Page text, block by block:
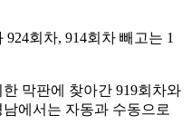
회차, 914회차 빼고는 1
막판에 찾아간 919회차와
에서는 자동과 수동으로